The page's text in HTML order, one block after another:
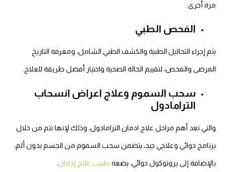
مرة أخرى.
الفحص الطبي
يتم إجراء التحاليل الطبية والكشف الطبي الشامل، ومعرفة التاريخ
المرضى والفحص، لتقييم الحالة الصحية واختيار أفضل طريقة للعلاج.
سحب السموم وعلاج اعراض انسحاب
الترامادول
والتي تعد أهم مراحل علاج ادمان الترامادول، وذلك لإنها تتم من خلال
برنامج دوائي وعلاجي جيد، يتضمن سحب السموم من الجسم بدون ألم،
بالإضافة إلى بروتوكول دوائي، يضعه طبيب علاج إدمان